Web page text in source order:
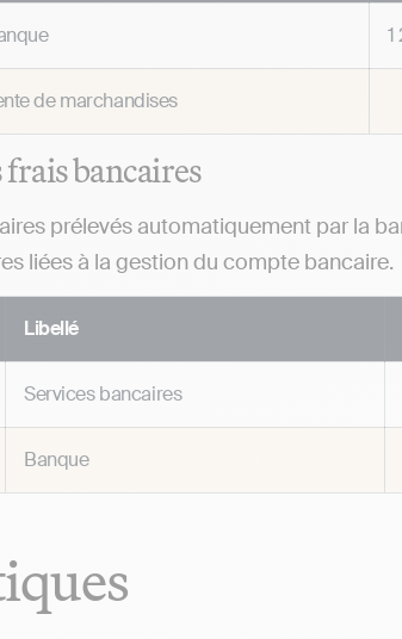
de marchandises
bancaires
prélevés automatiquement par la
liées à la gestion du compte bancaire.
Libellé
Services bancaires
Banque